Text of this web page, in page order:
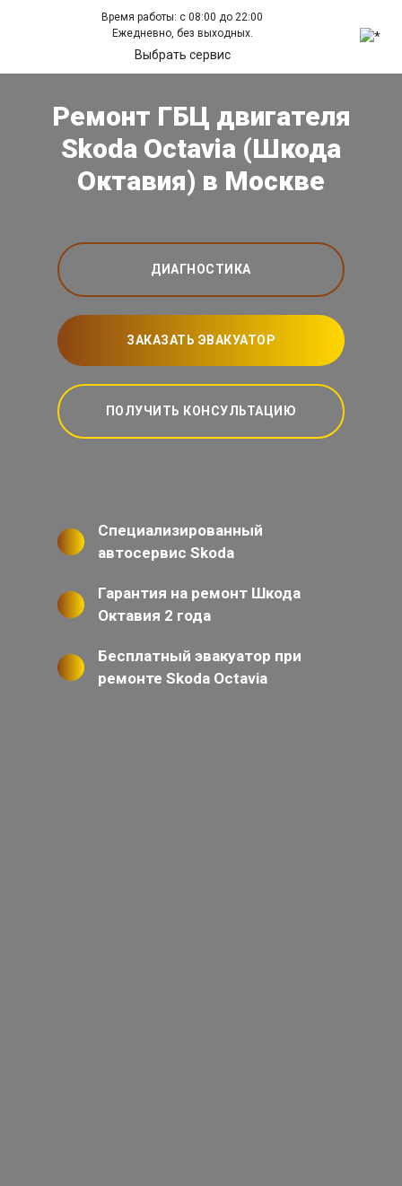
Время работы: с 08:00 до 22:00
Ежедневно, без выходных.
Выбрать сервис
Ремонт ГБЦ двигателя
Skoda Octavia (Шкода
Октавия) в Москве
ДИАГНОСТИКА
ЗАКАЗАТЬ ЭВАКУАТОР
ПОЛУЧИТЬ КОНСУЛЬТАЦИЮ
Специализированный
автосервис Skoda
Гарантия на ремонт Шкода
Октавия 2 года
Бесплатный эвакуатор при
ремонте Skoda Octavia